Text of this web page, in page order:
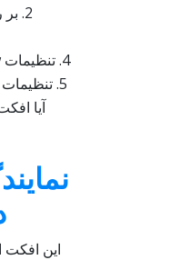
2. بر روی Advanced Settings رفته
4. تنظیمات MotionFlow را سفارشی کنید.
5. تنظیمات MotionFlow را بازنشانی کنید.
این افکت